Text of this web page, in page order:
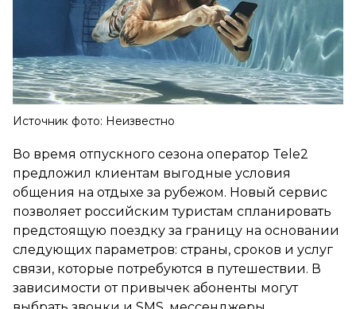
Источник фото: Неизвестно
Во время отпускного сезона оператор Tele2
предложил клиентам выгодные условия
общения на отдыхе за рубежом. Новый сервис
позволяет российским туристам спланировать
предстоящую поездку за границу на основании
следующих параметров: страны, сроков и услуг
связи, которые потребуются в путешествии. В
зависимости от привычек абоненты могут